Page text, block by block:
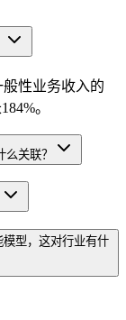
般性业务收入的
。
关联？
型，这对行业有什